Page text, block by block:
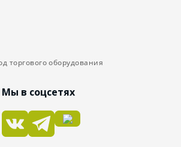
торгового оборудования
Мы в соцсетях